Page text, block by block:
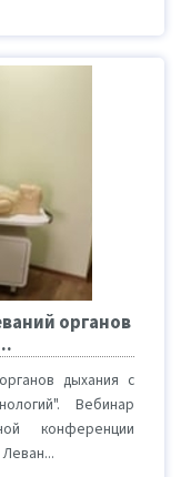
органов
дыхания с
Вебинар
конференции